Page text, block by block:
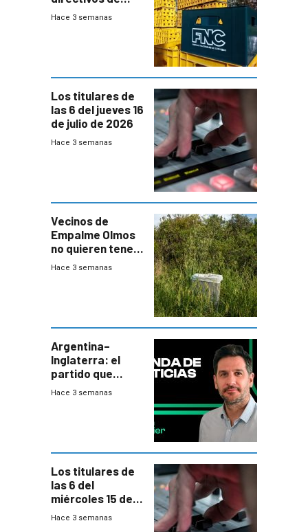
Fábricas
Hace 3 semanas
Los titulares de
las 6 del jueves 16
de julio de 2026
Hace 3 semanas
Vecinos de
Empalme Olmos
no quieren tener
cerca una planta
departamental
Hace 3 semanas
Argentina–
Inglaterra: el
partido que
nunca termina
Hace 3 semanas
Los titulares de
las 6 del
miércoles 15 de
julio de 2026
Hace 3 semanas